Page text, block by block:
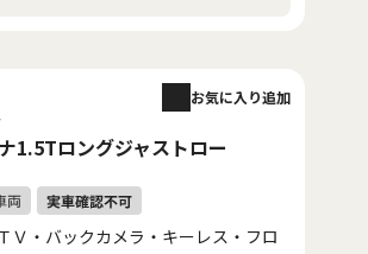
1.5Tロングジャストロー
お気に入り追加
Ｖ・バックカメラ・キーレス・フロ